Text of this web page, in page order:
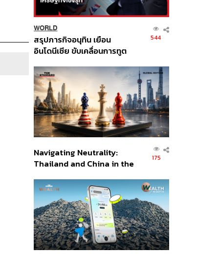
WORLD
สรุปภารกิจอนุทิน เยือน
อินโดนีเซีย ขับเคลื่อนการทูต
ส่วนยุทธศาสตร์ไทย –
อินโดนีเซีย
544
Navigating Neutrality:
Thailand and China in the
Order
175